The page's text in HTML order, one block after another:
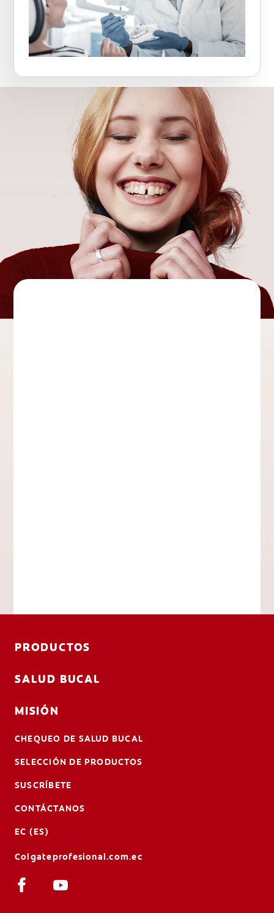
PRODUCTOS
SALUD BUCAL
MISIÓN
CHEQUEO DE SALUD BUCAL
SELECCIÓN DE PRODUCTOS
SUSCRÍBETE
CONTÁCTANOS
EC (ES)
Colgateprofesional.com.ec